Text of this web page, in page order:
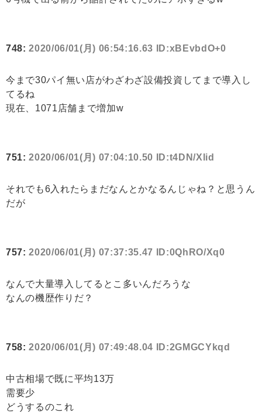
748:2020/06/01(月) 06:54:16.63 ID:xBEvbdO+0
今まで30パイ無い店がわざわざ設備投資してまで導入し
てるね
現在、1071店舗まで増加w
751:2020/06/01(月) 07:04:10.50 ID:t4DN/Xlid
それでも6入れたらまだなんとかなるんじゃね？と思うん
だが
757:2020/06/01(月) 07:37:35.47 ID:0QhRO/Xq0
なんで大量導入してるとこ多いんだろうな
なんの機歴作りだ？
758:2020/06/01(月) 07:49:48.04 ID:2GMGCYkqd
中古相場で既に平均13万
需要少
どうするのこれ